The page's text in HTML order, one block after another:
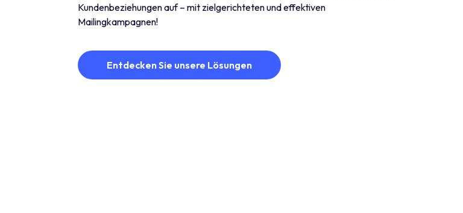
Kundenbeziehungen auf – mit zielgerichteten und effektiven
Mailingkampagnen!
Entdecken Sie unsere Lösungen